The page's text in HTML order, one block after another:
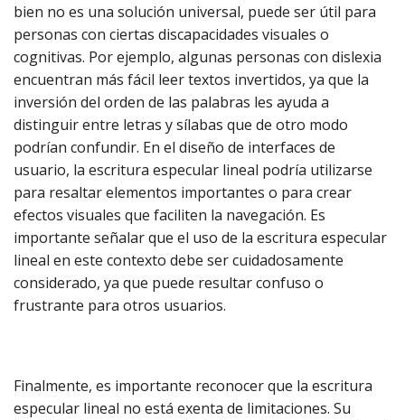
bien no es una solución universal, puede ser útil para
personas con ciertas discapacidades visuales o
cognitivas. Por ejemplo, algunas personas con dislexia
encuentran más fácil leer textos invertidos, ya que la
inversión del orden de las palabras les ayuda a
distinguir entre letras y sílabas que de otro modo
podrían confundir. En el diseño de interfaces de
usuario, la escritura especular lineal podría utilizarse
para resaltar elementos importantes o para crear
efectos visuales que faciliten la navegación. Es
importante señalar que el uso de la escritura especular
lineal en este contexto debe ser cuidadosamente
considerado, ya que puede resultar confuso o
frustrante para otros usuarios.
Finalmente, es importante reconocer que la escritura
especular lineal no está exenta de limitaciones. Su